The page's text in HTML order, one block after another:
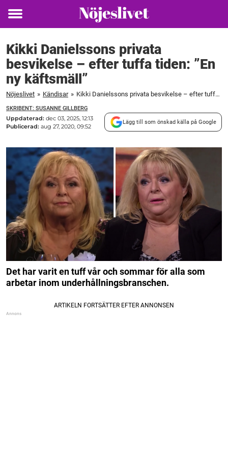
Toggle
Kikki Danielssons privata
besvikelse – efter tuffa tiden: ”En
ny käftsmäll”
Nöjeslivet » Kändisar » Kikki Danielssons privata besvikelse – efter tuffa tiden: "En ny käftsmäll"
SKRIBENT: SUSANNE GILLBERG
Uppdaterad: dec 03, 2025, 12:13
Publicerad: aug 27, 2020, 09:52
Lägg till som önskad källa på Google
Det har varit en tuff vår och sommar för alla som
arbetar inom underhållningsbranschen.